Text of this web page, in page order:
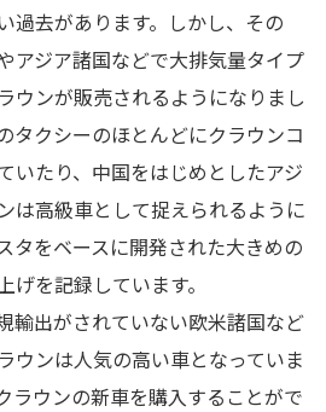
過去があります。しかし、その
アジア諸国などで大排気量タイプ
ウンが販売されるようになりまし
タクシーのほとんどにクラウンコ
いたり、中国をはじめとしたアジ
は高級車として捉えられるように
タをベースに開発された大きめの
げを記録しています。
輸出がされていない欧米諸国など
ウンは人気の高い車となっていま
ラウンの新車を購入することがで